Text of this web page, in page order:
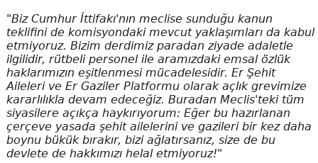
"Biz Cumhur İttifakı'nın meclise sunduğu kanun
teklifini de komisyondaki mevcut yaklaşımları da kabul
etmiyoruz. Bizim derdimiz paradan ziyade adaletle
ilgilidir, rütbeli personel ile aramızdaki emsal özlük
haklarımızın eşitlenmesi mücadelesidir. Er Şehit
Aileleri ve Er Gaziler Platformu olarak açlık grevimize
kararlılıkla devam edeceğiz. Buradan Meclis'teki tüm
siyasilere açıkça haykırıyorum: Eğer bu hazırlanan
çerçeve yasada şehit ailelerini ve gazileri bir kez daha
boynu bükük bırakır, bizi ağlatırsanız, size de bu
devlete de hakkımızı helal etmiyoruz!"